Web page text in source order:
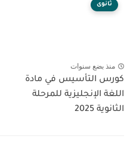
ثانوى
منذ بضع سنوات
كورس التأسيس في مادة
اللغة الإنجليزية للمرحلة
الثانوية 2025